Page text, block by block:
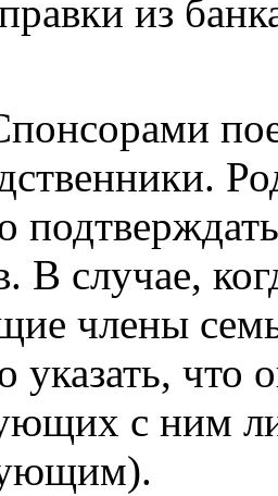
из
В случае,
члены
указать, что
с ним